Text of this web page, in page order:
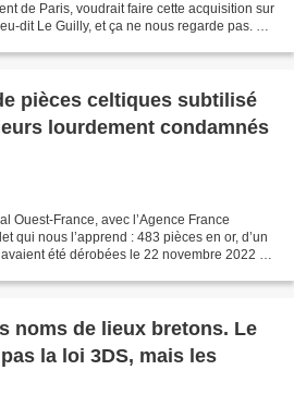
de Paris, voudrait faire cette acquisition sur
dit Le Guilly, et ça ne nous regarde pas. Ce
pièces celtiques subtilisé
lourdement condamnés
Ouest-France, avec l’Agence France
qui nous l’apprend : 483 pièces en or, d’un
été dérobées le 22 novembre 2022 au
noms de lieux bretons. Le
la loi 3DS, mais les